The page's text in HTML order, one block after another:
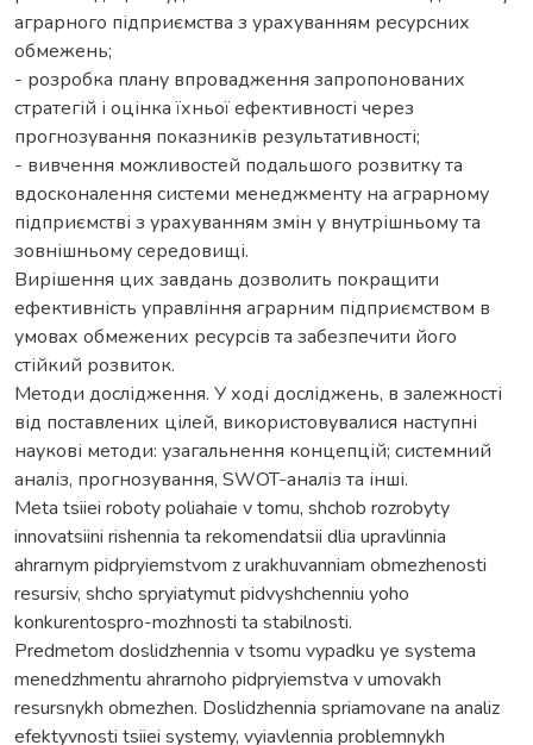
аграрного підприємства з урахуванням ресурсних
обмежень;
- розробка плану впровадження запропонованих
стратегій і оцінка їхньої ефективності через
прогнозування показників результативності;
- вивчення можливостей подальшого розвитку та
вдосконалення системи менеджменту на аграрному
підприємстві з урахуванням змін у внутрішньому та
зовнішньому середовищі.
Вирішення цих завдань дозволить покращити
ефективність управління аграрним підприємством в
умовах обмежених ресурсів та забезпечити його
стійкий розвиток.
Методи дослідження. У ході досліджень, в залежності
від поставлених цілей, використовувалися наступні
наукові методи: узагальнення концепцій; системний
аналіз, прогнозування, SWOT-аналіз та інші.
Meta tsiiei roboty poliahaie v tomu, shchob rozrobyty
innovatsiini rishennia ta rekomendatsii dlia upravlinnia
ahrarnym pidpryiemstvom z urakhuvanniam obmezhenosti
resursiv, shcho spryiatymut pidvyshchenniu yoho
konkurentospro-mozhnosti ta stabilnosti.
Predmetom doslidzhennia v tsomu vypadku ye systema
menedzhmentu ahrarnoho pidpryiemstva v umovakh
resursnykh obmezhen. Doslidzhennia spriamovane na analiz
efektyvnosti tsiiei systemy, vyiavlennia problemnykh